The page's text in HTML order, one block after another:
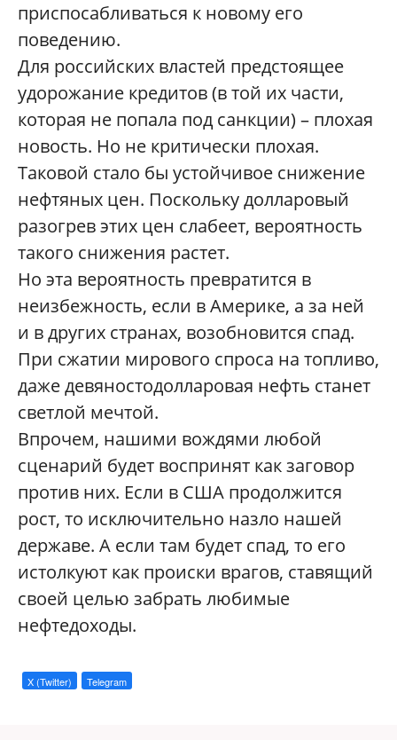
приспосабливаться к новому его
поведению.
Для российских властей предстоящее
удорожание кредитов (в той их части,
которая не попала под санкции) – плохая
новость. Но не критически плохая.
Таковой стало бы устойчивое снижение
нефтяных цен. Поскольку долларовый
разогрев этих цен слабеет, вероятность
такого снижения растет.
Но эта вероятность превратится в
неизбежность, если в Америке, а за ней
и в других странах, возобновится спад.
При сжатии мирового спроса на топливо,
даже девяностодолларовая нефть станет
светлой мечтой.
Впрочем, нашими вождями любой
сценарий будет воспринят как заговор
против них. Если в США продолжится
рост, то исключительно назло нашей
державе. А если там будет спад, то его
истолкуют как происки врагов, ставящий
своей целью забрать любимые
нефтедоходы.
X (Twitter) Telegram